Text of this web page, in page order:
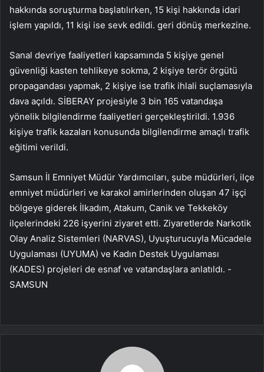
hakkında soruşturma başlatılırken, 15 kişi hakkında idari
işlem yapıldı, 11 kişi ise sevk edildi. geri dönüş merkezine.
Sanal devriye faaliyetleri kapsamında 5 kişiye genel
güvenliği kasten tehlikeye sokma, 2 kişiye terör örgütü
propagandası yapmak, 2 kişiye ise trafik ihlali suçlamasıyla
dava açıldı. SİBERAY projesiyle 3 bin 165 vatandaşa
yönelik bilgilendirme faaliyetleri gerçekleştirildi. 1.936
kişiye trafik kazaları konusunda bilgilendirme amaçlı trafik
eğitimi verildi.
Samsun İl Emniyet Müdür Yardımcıları, şube müdürleri, ilçe
emniyet müdürleri ve karakol amirlerinden oluşan 47 işçi
bölgeye giderek İlkadım, Atakum, Canik ve Tekkeköy
ilçelerindeki 226 işyerini ziyaret etti. Ziyaretlerde Narkotik
Olay Analiz Sistemleri (NARVAS), Uyuşturucuyla Mücadele
Uygulaması (UYUMA) ve Kadın Destek Uygulaması
(KADES) projeleri de esnaf ve vatandaşlara anlatıldı. -
SAMSUN